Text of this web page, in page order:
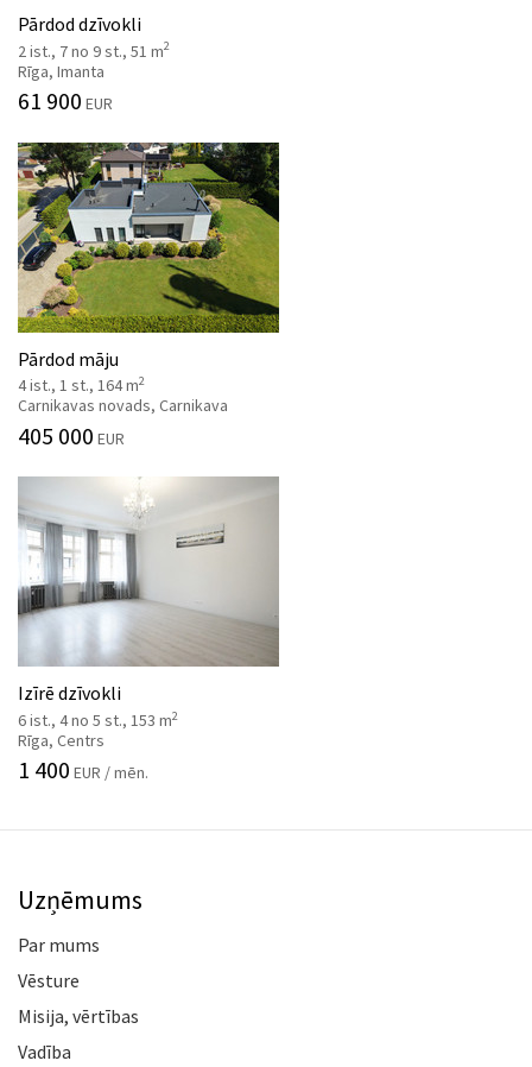
Pārdod dzīvokli
2 ist., 7 no 9 st., 51 m2
Rīga, Imanta
61 900 EUR
Pārdod māju
4 ist., 1 st., 164 m2
Carnikavas novads, Carnikava
405 000 EUR
Izīrē dzīvokli
6 ist., 4 no 5 st., 153 m2
Rīga, Centrs
1 400 EUR / mēn.
Uzņēmums
Par mums
Vēsture
Misija, vērtības
Vadība